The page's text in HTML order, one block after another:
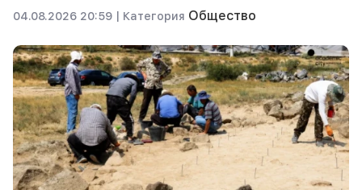
04.08.2026 20:59 | Категория Общество